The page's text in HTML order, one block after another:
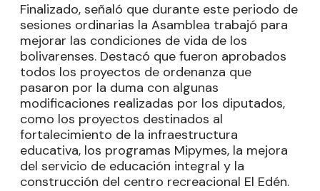
Finalizado, señaló que durante este periodo de
sesiones ordinarias la Asamblea trabajó para
mejorar las condiciones de vida de los
bolivarenses. Destacó que fueron aprobados
todos los proyectos de ordenanza que
pasaron por la duma con algunas
modificaciones realizadas por los diputados,
como los proyectos destinados al
fortalecimiento de la infraestructura
educativa, los programas Mipymes, la mejora
del servicio de educación integral y la
construcción del centro recreacional El Edén.